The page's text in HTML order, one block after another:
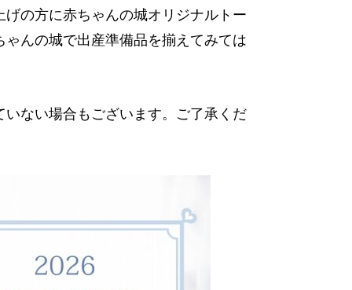
の方に赤ちゃんの城オリジナルトー
んの城で出産準備品を揃えてみては
ない場合もございます。ご了承くだ